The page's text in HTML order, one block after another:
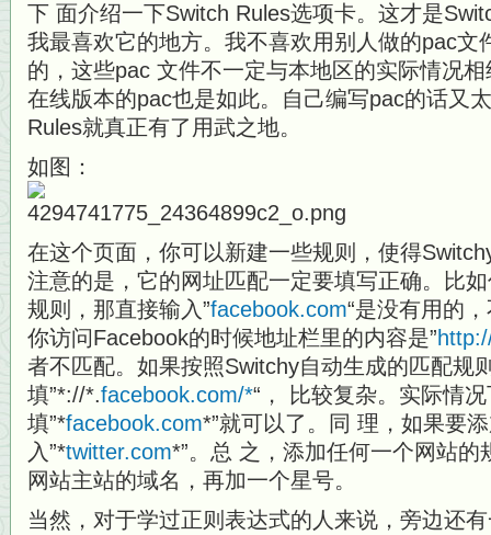
下 面介绍一下Switch Rules选项卡。这才是
我最喜欢它的地方。我不喜欢用别人做的pac文
的，这些pac 文件不一定与本地区的实际情况
在线版本的pac也是如此。自己编写pac的话又
Rules就真正有了用武之地。
如图：
在这个页面，你可以新建一些规则，使得
注意的是，它的网址匹配一定要填写正确。比
规则，那直接输入”facebook.com“是没有用的
你访问Facebook的时候地址栏里的内容是”
者不匹配。如果按照Switchy自动生成的匹配规
填”*://*.facebook.com/*“， 比较复杂。实际情
填”*facebook.com*”就可以了。同 理，如果要
入”*twitter.com*”。总 之，添加任何一个网站
网站主站的域名，再加一个星号。
当然，对于学过正则表达式的人来说，旁边还